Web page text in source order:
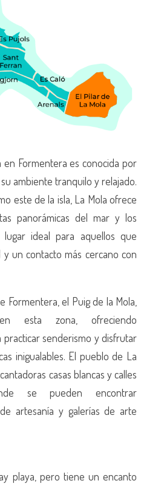
en Formentera es conocida por
ambiente tranquilo y relajado.
este de la isla, La Mola ofrece
panorámicas del mar y los
lugar ideal para aquellos que
y un contacto más cercano con
Formentera, el Puig de la Mola,
esta zona, ofreciendo
senderismo y disfrutar
inigualables. El pueblo de La
casas blancas y calles
se pueden encontrar
artesanía y galerías de arte
playa, pero tiene un encanto